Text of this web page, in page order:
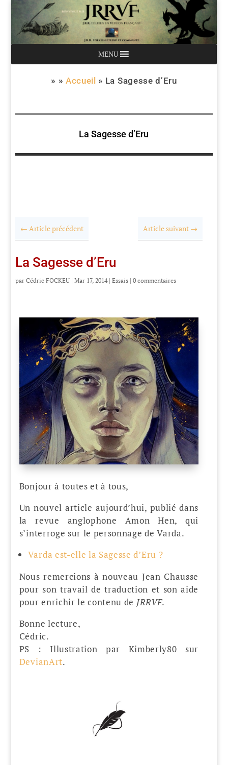
MENU
» » Accueil » La Sagesse d’Eru
La Sagesse d’Eru
← Article précédent Article suivant→
La Sagesse d’Eru
parCédric FOCKEU |Mar 17, 2014|Essais |0 commentaires
Bonjour à toutes et à tous,
Un nouvel article aujourd’hui, publié dans
la revue anglophone Amon Hen, qui
s’interroge sur le personnage de Varda.
Varda est-elle la Sagesse d’Eru ?
Nous remercions à nouveau Jean Chausse
pour son travail de traduction et son aide
pour enrichir le contenu de JRRVF.
Bonne lecture,
Cédric.
PS : Illustration par Kimberly80 sur
DevianArt.